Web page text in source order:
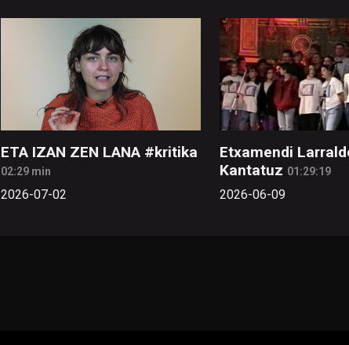
ETA IZAN ZEN LANA #kritika
02:29 min
2026-07-02
Etxamendi
Kantatuz 01:29:19
2026-06-09